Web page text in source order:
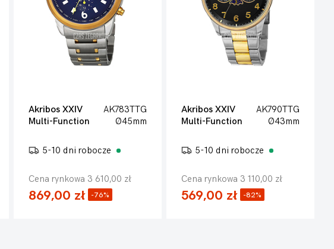
Akribos XXIV
AK783TTG
Multi-Function
Ø45mm
5-10 dni robocze
Cena rynkowa 3 610,00 zł
869,00 zł -76%
Akribos XXIV
AK790TTG
Multi-Function
Ø43mm
5-10 dni robocze
Cena rynkowa 3 110,00 zł
569,00 zł -82%